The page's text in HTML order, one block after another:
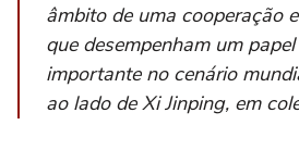
âmbito de uma cooperação
que desempenham um
importante no cenário
ao lado de Xi Jinping, em